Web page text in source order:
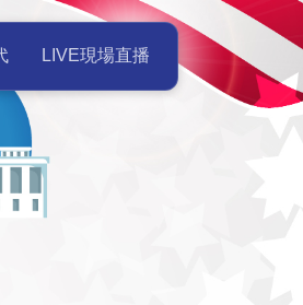
典禮Live現場
LIVE現場直播